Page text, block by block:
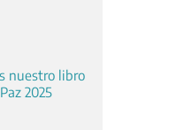
nuestro libro
2025